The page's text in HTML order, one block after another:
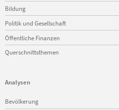
Bildung
Politik und Gesellschaft
Öffentliche Finanzen
Querschnittsthemen
Analysen
Navigation
überspringen
Bevölkerung